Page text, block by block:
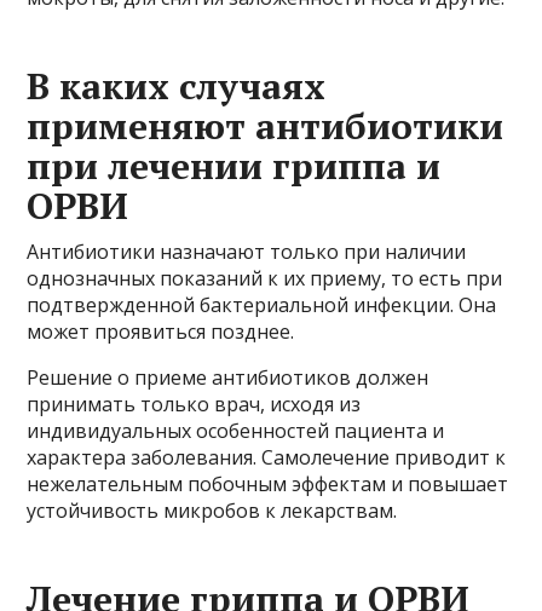
В каких случаях
применяют антибиотики
при лечении гриппа и
ОРВИ
Антибиотики назначают только при наличии
однозначных показаний к их приему, то есть при
подтвержденной бактериальной инфекции. Она
может проявиться позднее.
Решение о приеме антибиотиков должен
принимать только врач, исходя из
индивидуальных особенностей пациента и
характера заболевания. Самолечение приводит к
нежелательным побочным эффектам и повышает
устойчивость микробов к лекарствам.
Лечение гриппа и ОРВИ